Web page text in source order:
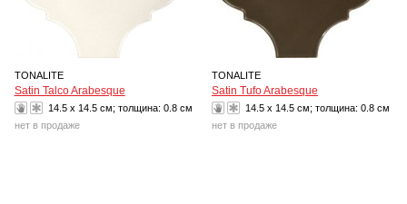
TONALITE
Satin Talco Arabesque
14.5 x 14.5 см; толщина: 0.8 см
нет в продаже
TONALITE
Satin Tufo Arabesque
14.5 x 14.5 см; толщина: 0.8 см
нет в продаже